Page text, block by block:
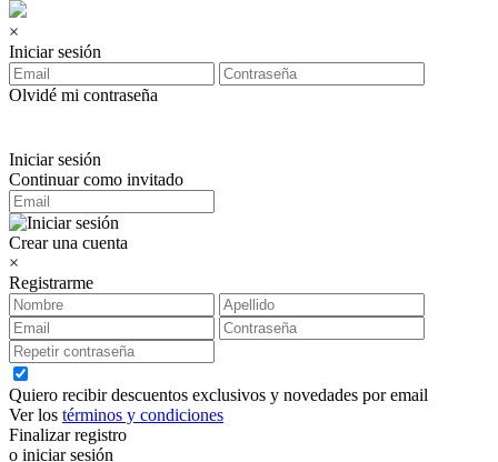
×
Iniciar sesión
Olvidé mi contraseña
Iniciar sesión
Continuar como invitado
Crear una cuenta
×
Registrarme
Quiero recibir descuentos exclusivos y novedades por email
Ver los términos y condiciones
Finalizar registro
o iniciar sesión